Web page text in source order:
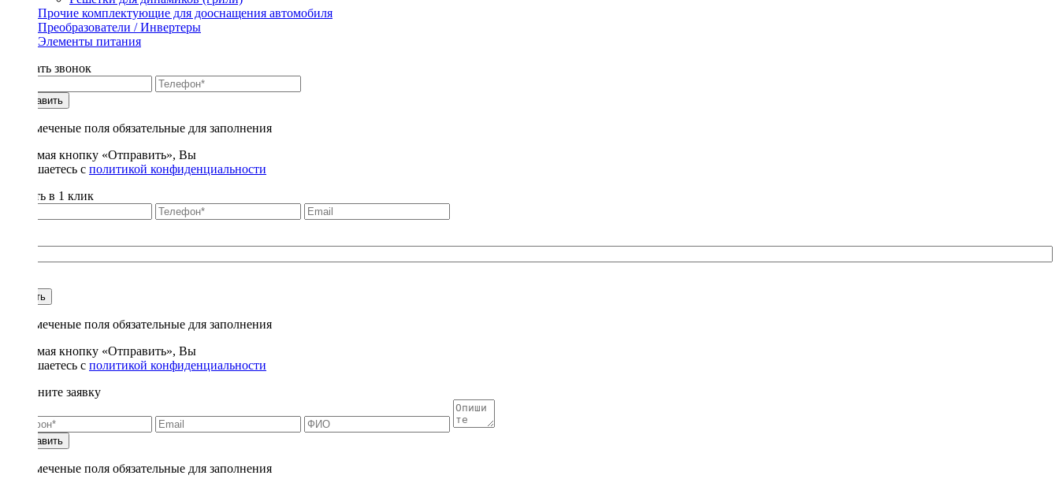
Прочие комплектующие для дооснащения автомобиля
Преобразователи / Инвертеры
Элементы питания
Заказать звонок
Отправить
* - отмеченые поля обязательные для заполнения
Нажимая кнопку «Отправить», Вы
соглашаетесь с политикой конфиденциальности
Купить в 1 клик
Купить
* - отмеченые поля обязательные для заполнения
Нажимая кнопку «Отправить», Вы
соглашаетесь с политикой конфиденциальности
Заполните заявку
Отправить
* - отмеченые поля обязательные для заполнения